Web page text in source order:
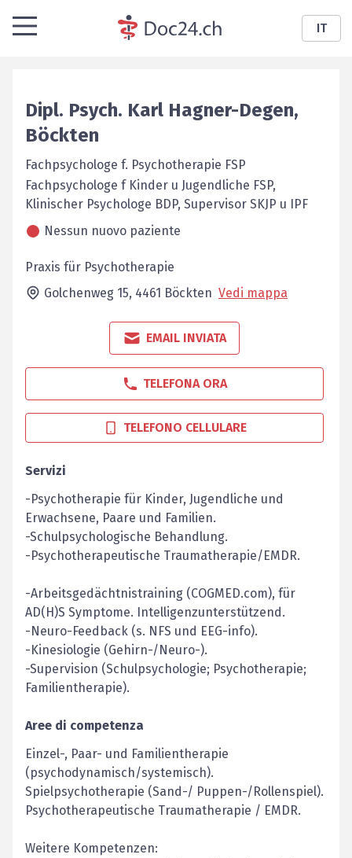
IT
Dipl. Psych. Karl Hagner-Degen,
Böckten
Fachpsychologe f. Psychotherapie FSP
Fachpsychologe f Kinder u Jugend­liche FSP,
Klinischer Psychologe BDP, ­Supervisor SKJP u IPF
Nessun nuovo paziente
Praxis für Psychotherapie
Golchenweg 15, 4461 Böckten Vedi mappa
EMAIL INVIATA
TELEFONA ORA
TELEFONO CELLULARE
Servizi
-Psychotherapie für Kinder, Jugendliche und
Erwachsene, Paare und Familien.
-Schulpsychologische Behandlung.
-Psychotherapeutische Traumatherapie/EMDR.
-Arbeitsgedächtnistraining (COGMED.com), für
AD(H)S Symptome. Intelligenzunterstützend.
-Neuro-Feedback (s. NFS und EEG-info).
-Kinesiologie (Gehirn-/Neuro-).
-Supervision (Schulpsychologie; Psychotherapie;
Familientherapie).
Aree di competenza
Einzel-, Paar- und Familientherapie
(psychodynamisch/systemisch).
Spiel­psychotherapie (Sand-/ Puppen-/Rollenspiel).
Psychotherapeutische Traumatherapie / EMDR.
Weitere Kompetenzen: